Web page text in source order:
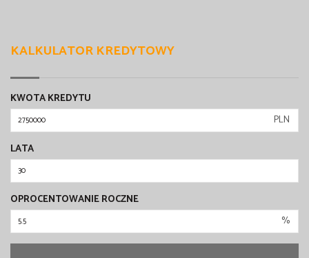
KALKULATOR KREDYTOWY
KWOTA KREDYTU
PLN
LATA
OPROCENTOWANIE ROCZNE
%